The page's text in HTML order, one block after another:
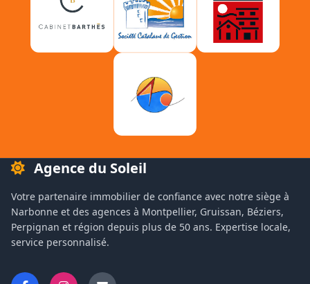
Agence du Soleil
Votre partenaire immobilier de confiance avec notre siège à
Narbonne et des agences à Montpellier, Gruissan, Béziers,
Perpignan et région depuis plus de 50 ans. Expertise locale,
service personnalisé.